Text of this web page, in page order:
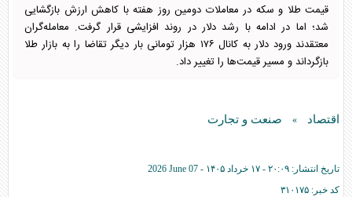
قیمت طلا و سکه در معاملات دومین روز هفته با کاهش ارزش بازگشایی
شد؛ اما در ادامه با رشد دلار در روند افزایشی قرار گرفت. معامله‌گران
معتقدند ورود دلار به کانال ۱۷۶ هزار تومانی بار دیگر تقاضا را به بازار طلا
بازگرداند و مسیر قیمت‌ها را تغییر داد.
اقتصاد » صنعت و تجارت
تاریخ انتشار: ۲۰:۰۹ - ۱۷ خرداد ۱۴۰۵ -
2026 June 07
کد خبر: ۳۱۰۱۷۵